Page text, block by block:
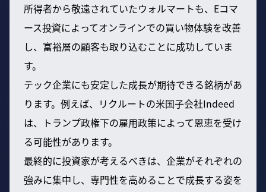
所得者から敬遠されていたウォルマートも、Eコマ
ース投資によってオンラインでの買い物体験を改善
し、富裕層の顧客も取り込むことに成功していま
す。
テック企業にも安定した成長が期待できる銘柄があ
ります。例えば、リクルートの米国子会社Indeed
は、トランプ政権下の雇用政策によって恩恵を受け
る可能性があります。
最終的に投資家が考えるべきは、企業がそれぞれの
強みに集中し、専門性を高めることで成長する姿を